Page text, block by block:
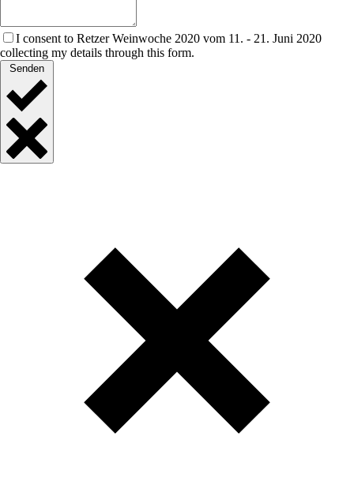
I consent to Retzer Weinwoche 2020 vom 11. - 21. Juni 2020
collecting my details through this form.
Senden